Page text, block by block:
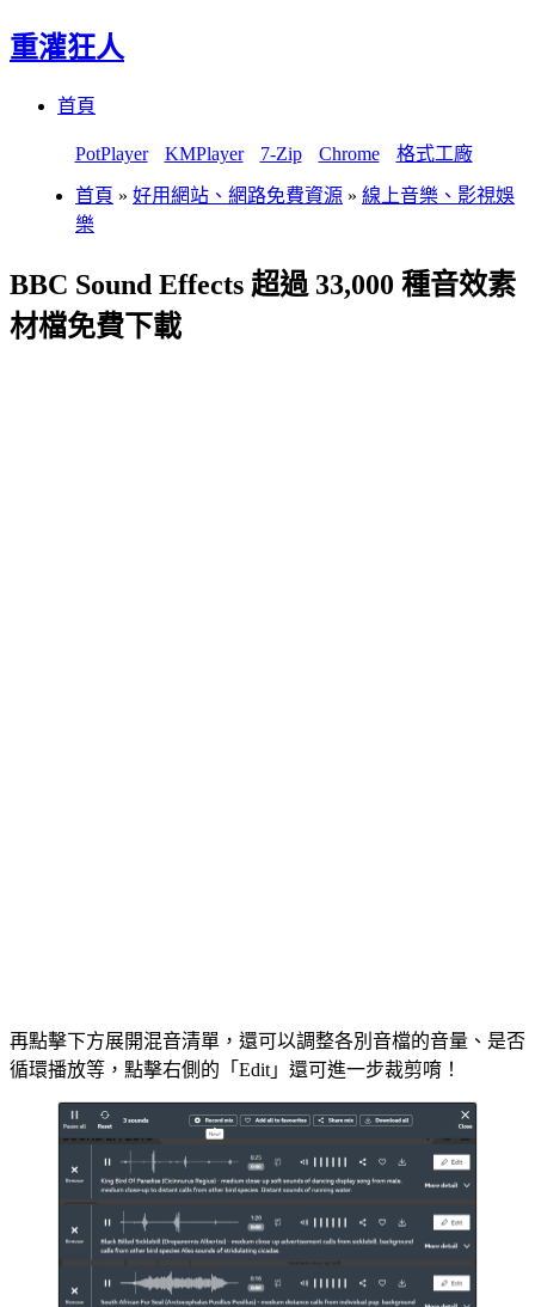
重灌狂人
首頁
PotPlayer KMPlayer 7-Zip Chrome 格式工廠
首頁 » 好用網站、網路免費資源 » 線上音樂、影視娛
樂
BBC Sound Effects 超過 33,000 種音效素
材檔免費下載
再點擊下方展開混音清單，還可以調整各別音檔的音量、是否
循環播放等，點擊右側的「Edit」還可進一步裁剪唷！